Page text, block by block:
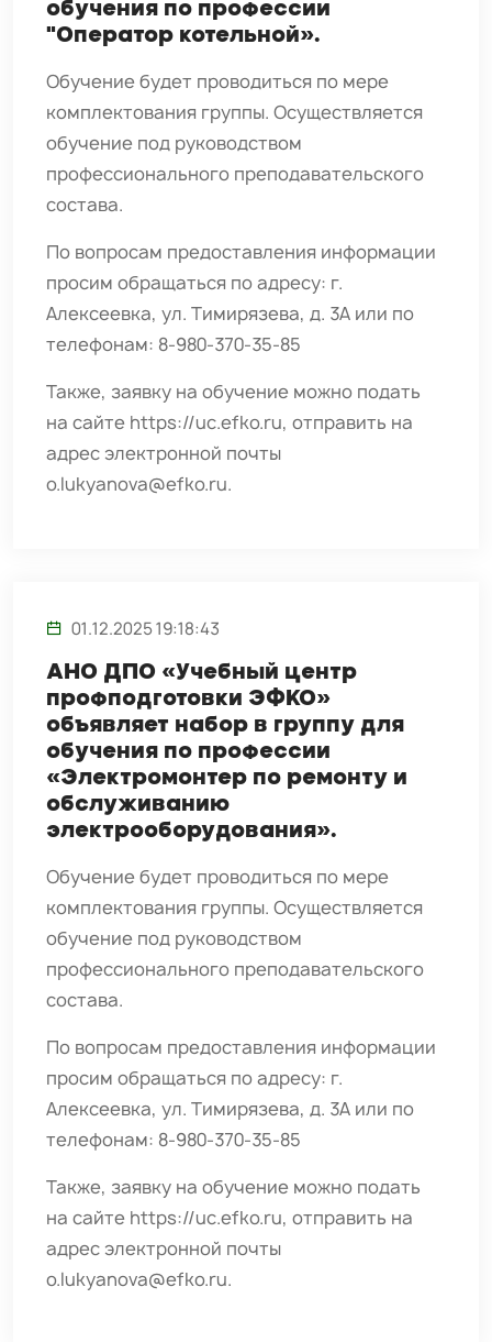
обучения по профессии
"Оператор котельной».
Обучение будет проводиться по мере
комплектования группы. Осуществляется
обучение под руководством
профессионального преподавательского
состава.
По вопросам предоставления информации
просим обращаться по адресу: г.
Алексеевка, ул. Тимирязева, д. 3А или по
телефонам: 8-980-370-35-85
Также, заявку на обучение можно подать
на сайте https://uc.efko.ru, отправить на
адрес электронной почты
o.lukyanova@efko.ru.
01.12.2025 19:18:43
АНО ДПО «Учебный центр
профподготовки ЭФКО»
объявляет набор в группу для
обучения по профессии
«Электромонтер по ремонту и
обслуживанию
электрооборудования».
Обучение будет проводиться по мере
комплектования группы. Осуществляется
обучение под руководством
профессионального преподавательского
состава.
По вопросам предоставления информации
просим обращаться по адресу: г.
Алексеевка, ул. Тимирязева, д. 3А или по
телефонам: 8-980-370-35-85
Также, заявку на обучение можно подать
на сайте https://uc.efko.ru, отправить на
адрес электронной почты
o.lukyanova@efko.ru.